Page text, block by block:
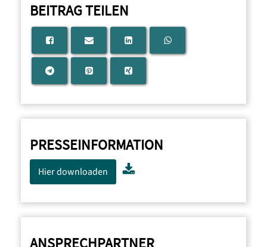
BEITRAG TEILEN
PRESSEINFORMATION
Hier downloaden
ANSPRECHPARTNER